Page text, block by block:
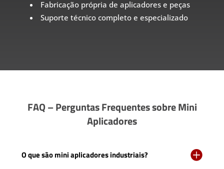
Fabricação própria de aplicadores e peças
Suporte técnico completo e especializado
FAQ – Perguntas Frequentes sobre Mini
Aplicadores
O que são mini aplicadores industriais? 